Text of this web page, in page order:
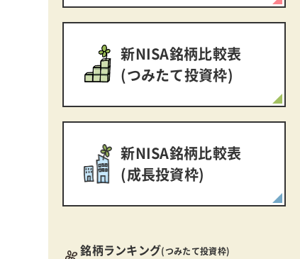
新NISA銘柄比較表
(つみたて投資枠)
新NISA銘柄比較表
(成長投資枠)
銘柄ランキング(つみたて投資枠)